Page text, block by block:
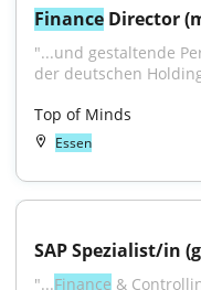
Finance Director
"...und gestaltende
der deutschen
Top of Minds
Essen
SAP Spezialist/in
"...Finance &